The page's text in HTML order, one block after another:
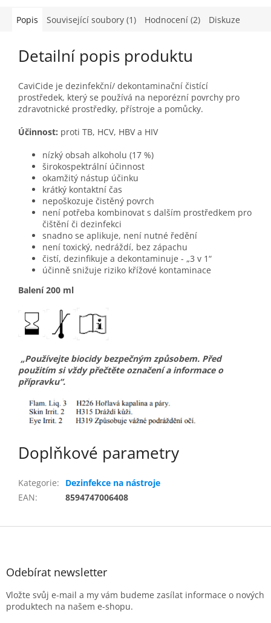
Popis Související soubory (1) Hodnocení (2) Diskuze
Detailní popis produktu
CaviCide je dezinfekční/ dekontaminační čistící
prostředek, který se používá na neporézní povrchy pro
zdravotnické prostředky, přístroje a pomůcky.
Účinnost: proti TB, HCV, HBV a HIV
nízký obsah alkoholu (17 %)
širokospektrální účinnost
okamžitý nástup účinku
krátký kontaktní čas
nepoškozuje čistěný povrch
není potřeba kombinovat s dalším prostředkem pro
čištění či dezinfekci
snadno se aplikuje, není nutné ředění
není toxický, nedráždí, bez zápachu
čistí, dezinfikuje a dekontaminuje - „3 v 1“
účinně snižuje riziko křížové kontaminace
Balení 200 ml
„Používejte biocidy bezpečným způsobem. Před
použitím si vždy přečtěte označení a informace o
přípravku“.
Doplňkové parametry
Kategorie:
Dezinfekce na nástroje
EAN: 8594747006408
Z
Odebírat newsletter
Vložte svůj e-mail a my vám budeme zasílat informace o nových
produktech na našem e-shopu.